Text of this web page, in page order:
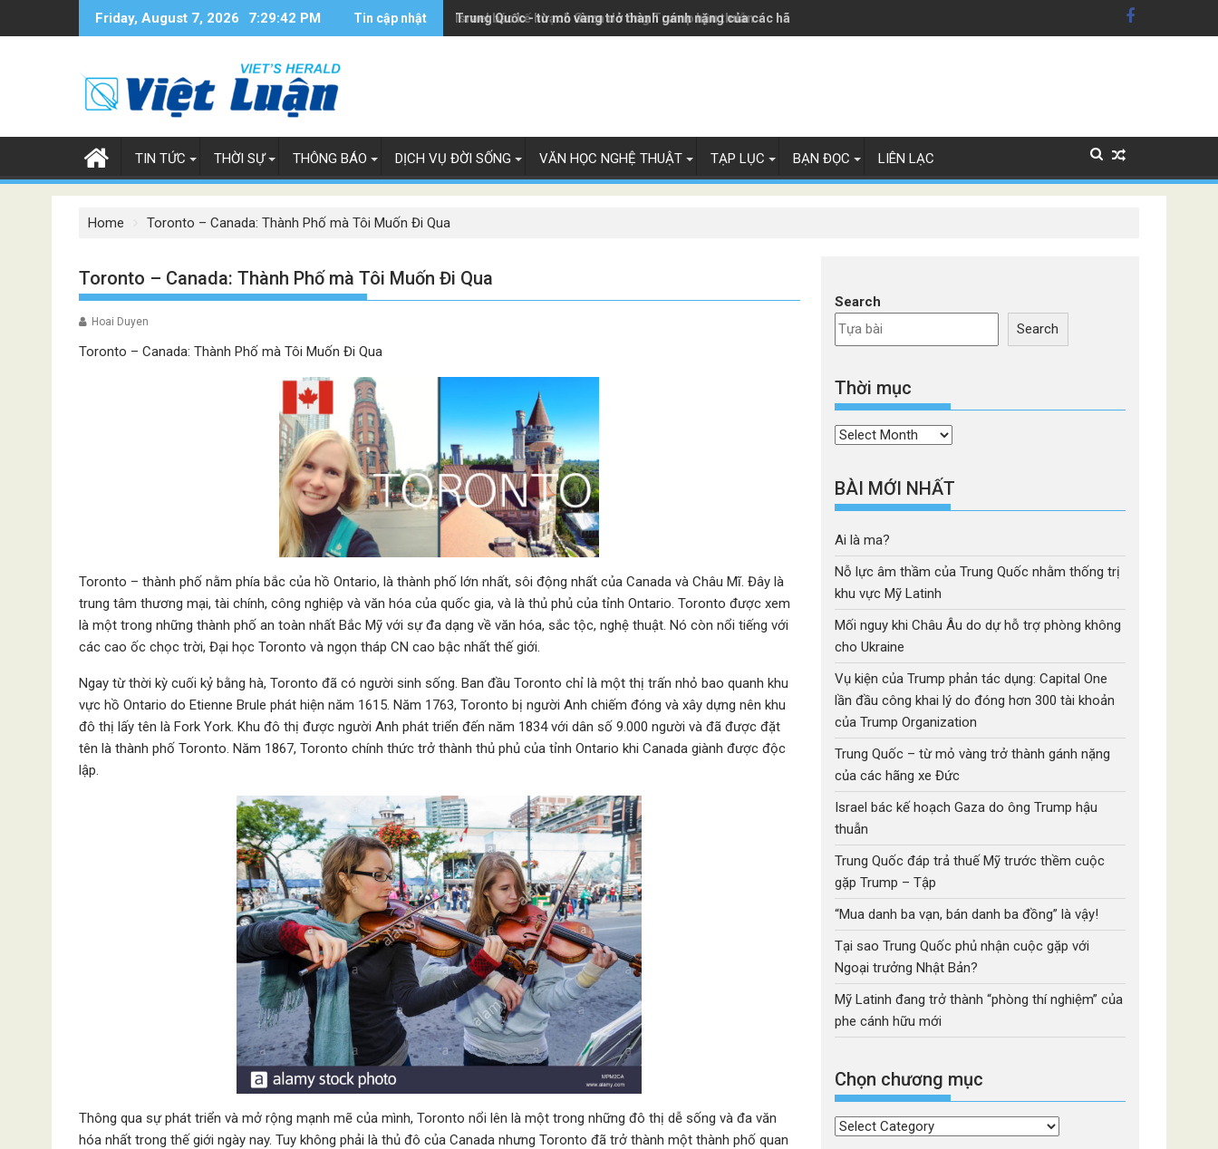
Friday, August 7, 2026 7:29:43 PM Tin cập nhật Trung Quốc - từ mỏ vàng trở thành gánh nặng của các hãng xe Đức
Israel bác kế hoạch Gaza do ông Trump hậu thuẫn
TIN TỨC THỜI SỰ THÔNG BÁO DỊCH VỤ ĐỜI SỐNG VĂN HỌC NGHỆ THUẬT TẠP LỤC BẠN ĐỌC LIÊN LẠC
Home Toronto – Canada: Thành Phố mà Tôi Muốn Đi Qua
Toronto – Canada: Thành Phố mà Tôi Muốn Đi Qua
Hoai Duyen
Toronto – Canada: Thành Phố mà Tôi Muốn Đi Qua
Toronto – thành phố nằm phía bắc của hồ Ontario, là thành phố lớn nhất, sôi động nhất của Canada và Châu Mĩ. Đây là
trung tâm thương mại, tài chính, công nghiệp và văn hóa của quốc gia, và là thủ phủ của tỉnh Ontario. Toronto được xem
là một trong những thành phố an toàn nhất Bắc Mỹ với sự đa dạng về văn hóa, sắc tộc, nghệ thuật. Nó còn nổi tiếng với
các cao ốc chọc trời, Đại học Toronto và ngọn tháp CN cao bậc nhất thế giới.
Ngay từ thời kỳ cuối kỷ bằng hà, Toronto đã có người sinh sống. Ban đầu Toronto chỉ là một thị trấn nhỏ bao quanh khu
vực hồ Ontario do Etienne Brule phát hiện năm 1615. Năm 1763, Toronto bị người Anh chiếm đóng và xây dựng nên khu
đô thị lấy tên là Fork York. Khu đô thị được người Anh phát triển đến năm 1834 với dân số 9.000 người và đã được đặt
tên là thành phố Toronto. Năm 1867, Toronto chính thức trở thành thủ phủ của tỉnh Ontario khi Canada giành được độc
lập.
Thông qua sự phát triển và mở rộng mạnh mẽ của mình, Toronto nổi lên là một trong những đô thị dễ sống và đa văn
hóa nhất trong thế giới ngày nay. Tuy không phải là thủ đô của Canada nhưng Toronto đã trở thành một thành phố quan
Search
Search
Thời mục
Thời
BÀI MỚI NHẤT
Ai là ma?
Nỗ lực âm thầm của Trung Quốc nhằm thống trị
khu vực Mỹ Latinh
Mối nguy khi Châu Âu do dự hỗ trợ phòng không
cho Ukraine
Vụ kiện của Trump phản tác dụng: Capital One
lần đầu công khai lý do đóng hơn 300 tài khoản
của Trump Organization
Trung Quốc – từ mỏ vàng trở thành gánh nặng
của các hãng xe Đức
Israel bác kế hoạch Gaza do ông Trump hậu
thuẫn
Trung Quốc đáp trả thuế Mỹ trước thềm cuộc
gặp Trump – Tập
“Mua danh ba vạn, bán danh ba đồng” là vậy!
Tại sao Trung Quốc phủ nhận cuộc gặp với
Ngoại trưởng Nhật Bản?
Mỹ Latinh đang trở thành “phòng thí nghiệm” của
phe cánh hữu mới
Chọn chương mục
Chọn